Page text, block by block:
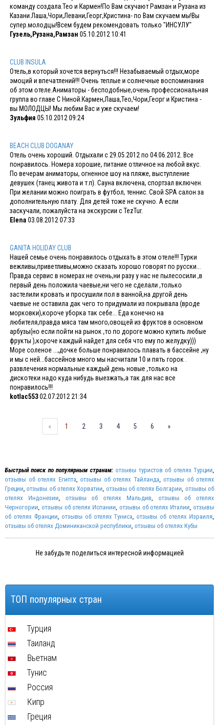
команду создала.Тео и Кармен!По Вам скучают Рамзан и Рузана из
Казани.Лаша,Чори,Левани,Георг,Кристина- по Вам скучаем мы!Вы
супер.молодцы!Всем будем рекомендовать только "ИНСУЛУ"
Гузель,Рузана,Рамзан 05.10.2012 10:41
CLUB INSULA
Отель,в который хочется вернуться!!! Незабываемый отдых,море
эмоций и впечатлений!!! Очень теплые и солнечные воспоминания
об этом отеле.Аниматоры - бесподобные,очень профессиональная
группа во главе С Ниной.Кармен,Лаша,Тео,Чори,Георг и Кристина -
вы МОЛОДЦЫ! Мы любим Вас и уже скучаем!
Зульфия 05.10.2012 09:24
BEACH CLUB DOGANAY
Отель очень хороший. Отдыхали с 29.05.2012 по 04.06.2012. Все
понравилось. Номера хорошие, питание отличное на любой вкус.
По вечерам аниматоры, огненное шоу на пляже, выступление
девушек (танец живота и т.п). Сауна включена, спортзал включен.
При желании можно поиграть в футбол, теннис. Свой SPA салон за
дополнительную плату. Для детей тоже не скучно. А если
заскучали, пожалуйста на экскурсии с TezTur.
Elena 03.08.2012 07:33
GANITA HOLIDAY CLUB
Нашей семье очень понравилось отдыхать в этом отеле!!! Турки
вежливы,приветливы,можно сказать хорошо говорят по русски...
Правда сервис в номерах не очень,ни разу у нас не пылесосили ,в
первый день положила чаевые,ни чего не сделали ,только
застелили кровать и просушили пол в ванной,на другой день
чаевые не оставила дак чего то придумали из покрывала (вроде
морковки),короче уборка так себе... Еда конечно на
любителя,правда мяса там много,овощей из фруктов в основном
арбузы(но если пойти на рынок ,то по дороге можно купить любые
фрукты ),короче каждый найдет для себя что ему по желудку)))
Море соленое ...,дочке больше понравилось плавать в бассейне ,ну
и мы с ней...бассейнов много мы насчитали 10 и пять горок .
развлечения нормальные каждый день новые ,только на
дискотеки надо куда нибудь выезжать,а так для нас все
понравилось!!!
kotlac55302.07.2012 21:34
« 1 2 3 4 5 6 »
Быстрый поиск по популярным странам: отзывы туристов об отелях Турции
отзывы об отелях Египта отзывы об отелях Тайланда отзывы об отелях
Греции ,отзывы об отелях Хорватии отзывы об отелях Болгарии отзывы об
отелях Индонезии
отзывы об отелях Мальдив
отзывы об отелях
Черногории отзывы об отелях Испании отзывы об отелях Италии ,отзывы
об отелях Франции отзывы об отелях Туниса ,отзывы об отелях Израиля
отзывы об отелях Доминиканской республики отзывы об отелях Кубы
Не забудьте поделиться интересной информацией
ТОП популярных стран
Турция
Таиланд
Вьетнам
Тунис
Россия
Кипр
Греция